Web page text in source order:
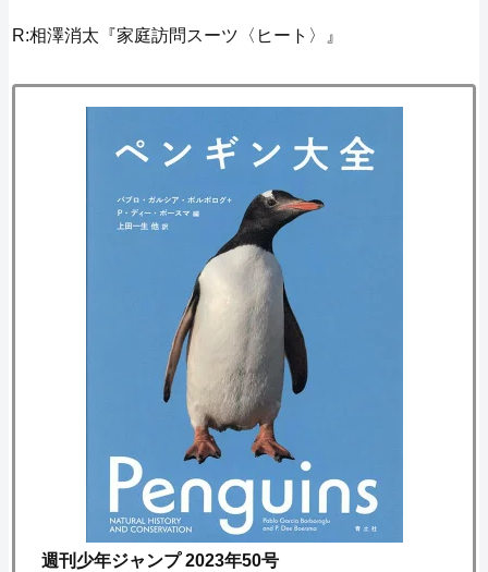
R:相澤消太『家庭訪問スーツ〈ヒート〉』
週刊少年ジャンプ 2023年50号